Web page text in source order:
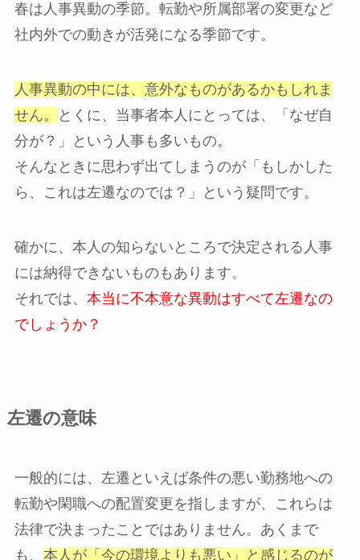
春は人事異動の季節。転勤や所属部署の変更など
社内外での動きが活発になる季節です。
人事異動の中には、意外なものがあるかもしれま
せん。
とくに、当事者本人にとっては、「なぜ自
分が？」という人事も多いもの。
そんなときに思わず出てしまうのが「もしかした
ら、これは左遷なのでは？」という疑問です。
確かに、本人の知らないところで決定される人事
には納得できないものもあります。
それでは、 本当に不本意な異動はすべて左遷なの
でしょうか？
左遷の意味
一般的には、左遷といえば条件の悪い勤務地への
転勤や閑職への配置変更を指しますが、これらは
法律で決まったことではありません。あくまで
も、 本人が「今の環境よりも悪い」と感じるのが